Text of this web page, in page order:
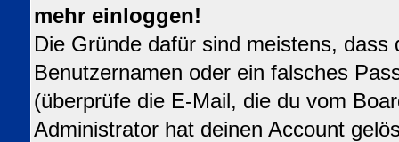
mehr einloggen!
Die Gründe dafür sind meistens, dass
Benutzernamen oder ein falsches
(überprüfe die E-Mail, die du vom
Administrator hat deinen Account